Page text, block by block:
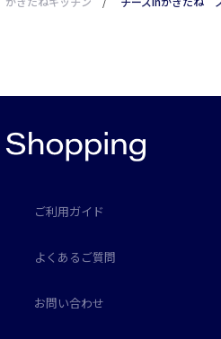
ご利用ガイド
よくあるご質問
お問い合わせ